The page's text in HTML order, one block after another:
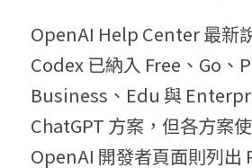
OpenAI Help Center 最新
Codex 已納入 Free、Go、
Business、Edu 與
ChatGPT 方案，但各方案
OpenAI 開發者頁面則列出